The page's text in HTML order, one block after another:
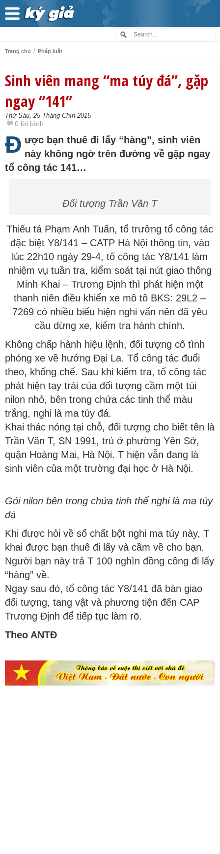
Trang chủ / Pháp luật
Sinh viên mang “ma túy đá”, gặp
ngay “141”
Thứ Sáu, 25 Tháng Chín 2015
0 lời bình
Đ ược bạn thuê đi lấy “hàng”, sinh viên
này không ngờ trên đường về gặp ngay
tổ công tác 141…
Đối tượng Trần Văn T
Thiếu tá Phạm Anh Tuấn, tổ trưởng tổ công tác
đặc biệt Y8/141 – CATP Hà Nội thông tin, vào
lúc 22h10 ngày 29-4, tổ công tác Y8/141 làm
nhiệm vụ tuần tra, kiểm soát tại nút giao thông
Minh Khai – Trương Định thì phát hiện một
thanh niên điều khiển xe mô tô BKS: 29L2 –
7269 có nhiều biểu hiện nghi vấn nên đã yêu
cầu dừng xe, kiểm tra hành chính.
Không chấp hành hiệu lệnh, đối tượng cố tình
phóng xe về hướng Đại La. Tổ công tác đuổi
theo, khống chế. Sau khi kiểm tra, tổ công tác
phát hiện tay trái của đối tượng cầm một túi
nilon nhỏ, bên trong chứa các tinh thể màu
trắng, nghi là ma túy đá.
Khai thác nóng tại chỗ, đối tượng cho biết tên là
Trần Văn T, SN 1991, trú ở phường Yên Sở,
quận Hoàng Mai, Hà Nội. T hiện vẫn đang là
sinh viên của một trường đại học ở Hà Nội.
Gói nilon bên trong chứa tinh thể nghi là ma túy
đá
Khi được hỏi về số chất bột nghi ma túy này, T
khai được bạn thuê đi lấy và cầm về cho bạn.
Người bạn này trả T 100 nghìn đồng công đi lấy
“hàng” về.
Ngay sau đó, tổ công tác Y8/141 đã bàn giao
đối tượng, tang vật và phương tiện đến CAP
Trương Định để tiếp tục làm rõ.
Theo ANTĐ